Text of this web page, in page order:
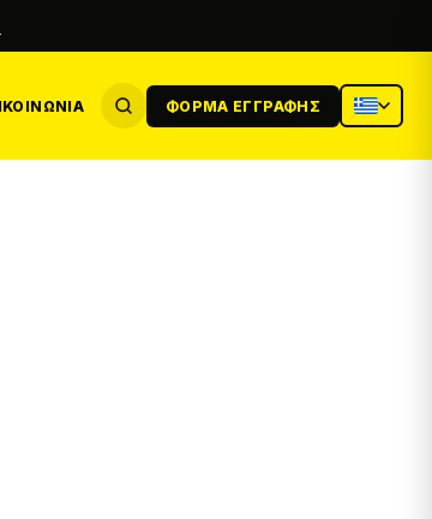
ΦΌΡΜΑ ΕΓΓΡΑΦΉΣ